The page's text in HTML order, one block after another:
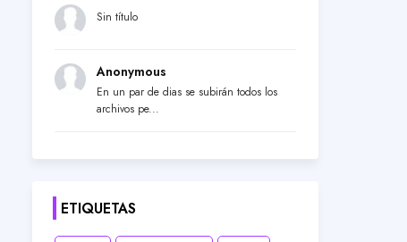
Sin título
Anonymous
En un par de dias se subirán todos los
archivos pe...
ETIQUETAS